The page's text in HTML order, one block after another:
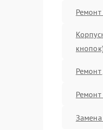
Ремонт
Ремонт